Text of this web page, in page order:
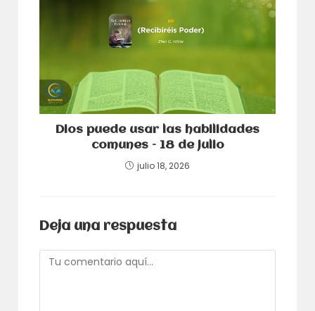
Dios puede usar las habilidades
comunes – 18 de julio
julio 18, 2026
Deja una respuesta
Comentario